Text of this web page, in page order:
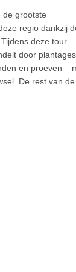
de grootste
regio dankzij
deze tour
door plantages,
en proeven –
De rest van